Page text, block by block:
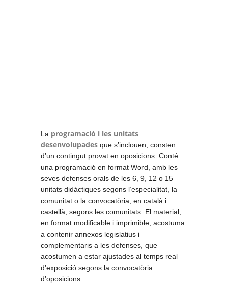
La programació i les unitats
desenvolupades que s’inclouen, consten
d’un contingut provat en oposicions. Conté
una programació en format Word, amb les
seves defenses orals de les 6, 9, 12 o 15
unitats didàctiques segons l’especialitat, la
comunitat o la convocatòria, en català i
castellà, segons les comunitats. El material,
en format modificable i imprimible, acostuma
a contenir annexos legislatius i
complementaris a les defenses, que
acostumen a estar ajustades al temps real
d’exposició segons la convocatòria
d’oposicions.